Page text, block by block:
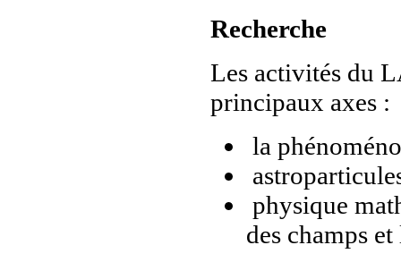
Recherche
Les activités du
principaux axes :
la
physique
des champs